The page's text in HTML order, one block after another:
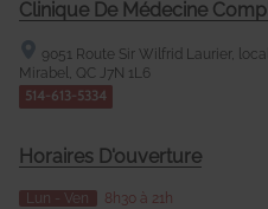
Clinique De Médecine
9051 Route Sir Wilfrid Laurier,
Mirabel, QC
J7N 1L6
514-613-5334
Horaires D'ouverture
Lun - Ven
8h30 à 21h